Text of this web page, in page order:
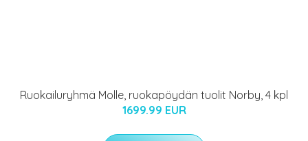
Ruokailuryhmä Molle, ruokapöydän tuolit Norby, 4 kpl
1699.99 EUR